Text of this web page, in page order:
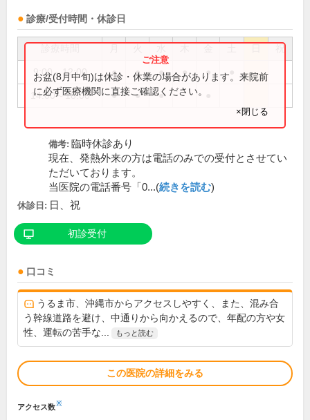
診療/受付時間・休診日
祝
9:00～12:00 ● ● ● ● ●
14:00～18:00 ● ● ●
お盆(8月中旬)は休診・休業の場合があります。来院前
に必ず医療機関に直接ご確認ください。
×閉じる
備考: 臨時休診あり
現在、発熱外来の方は電話のみでの受付とさせてい
ただいております。
当医院の電話番号「0...(続きを読む)
休診日: 日、祝
初診受付
口コミ
うるま市、沖縄市からアクセスしやすく、また、混み合
う幹線道路を避け、中通りから向かえるので、年配の方や女
性、運転の苦手な...
もっと読む
この医院の詳細をみる
アクセス数※